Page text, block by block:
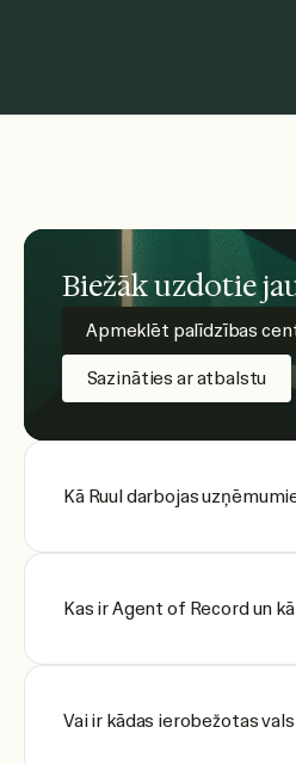
Biežāk uzdotie
Apmeklēt palīdzības
Sazināties ar atbalstu
Kā Ruul darbojas
Kas ir Agent of Record un
Vai ir kādas ierobežotas